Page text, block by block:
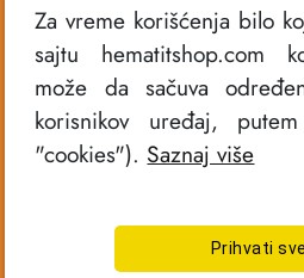
DODATNE
POLITIKA PRIVATNOSTI
USLOVI KORIŠĆENJA
NAČINI PLAĆANJA
Za vreme korišćenja bilo
sajtu hematitshop.com
može da sačuva
korisnikov uređaj,
"cookies"). Saznaj više
Prihvati sve